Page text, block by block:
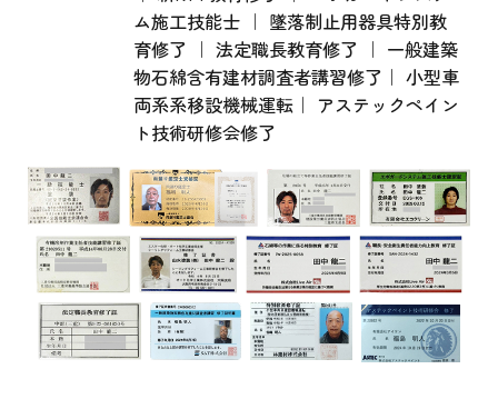
ム施工技能士 ｜ 墜落制止用器具特別教
育修了 ｜ 法定職長教育修了 ｜ 一般建築
物石綿含有建材調査者講習修了｜ 小型車
両系系移設機械運転｜ アステックペイン
ト技術研修会修了